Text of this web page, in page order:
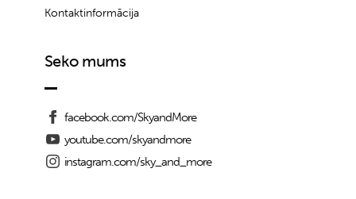
Kontaktinformācija
Seko mums
facebook.com/SkyandMore
youtube.com/skyandmore
instagram.com/sky_and_more